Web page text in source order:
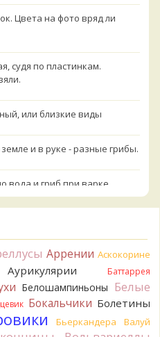
Цвета на фото вряд ли
судя по пластинкам.
или близкие виды
и в руке - разные грибы.
вода и гриб при варке
спасибо.
все безоговорочно
раз вырвите его целиком и
Именно вертикально.
Аррении Аскокорине
Аурикулярии Баттаррея
Белошампиньоны Белые
Бокальчики Болетины
Бьеркандера Валуй